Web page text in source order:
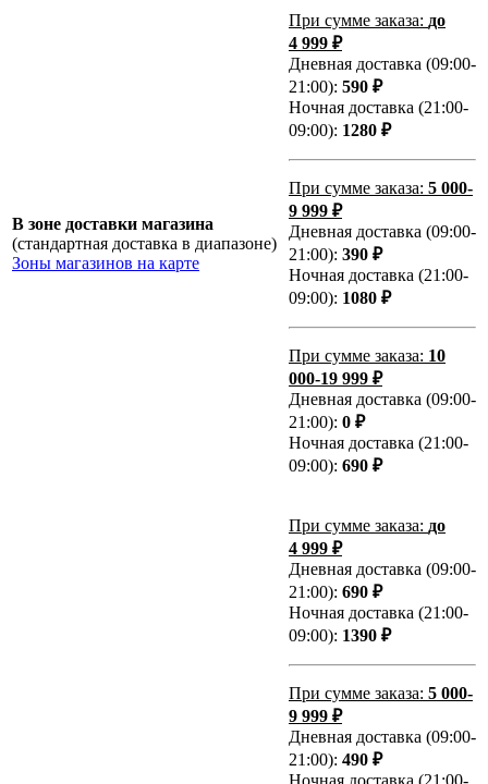
В зоне доставки магазина
(стандартная доставка в диапазоне)
Зоны магазинов на карте
При сумме заказа: до
4 999 ₽
Дневная доставка (09:00-
21:00): 590 ₽
Ночная доставка (21:00-
09:00): 1280 ₽
При сумме заказа: 5 000-
9 999 ₽
Дневная доставка (09:00-
21:00): 390 ₽
Ночная доставка (21:00-
09:00): 1080 ₽
При сумме заказа: 10
000-19 999 ₽
Дневная доставка (09:00-
21:00): 0 ₽
Ночная доставка (21:00-
09:00): 690 ₽
При сумме заказа: до
4 999 ₽
Дневная доставка (09:00-
21:00): 690 ₽
Ночная доставка (21:00-
09:00): 1390 ₽
При сумме заказа: 5 000-
9 999 ₽
Дневная доставка (09:00-
21:00): 490 ₽